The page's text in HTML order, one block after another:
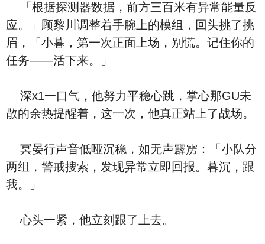
「根据探测器数据，前方三百米有异常能量反
应。」顾黎川调整着手腕上的模组，回头挑了挑
眉，「小暮，第一次正面上场，别慌。记住你的
任务——活下来。」
深x1一口气，他努力平稳心跳，掌心那GU未
散的余热提醒着，这一次，他真正站上了战场。
冥晏行声音低哑沉稳，如无声霹雳：「小队分
两组，警戒搜索，发现异常立即回报。暮沉，跟
我。」
心头一紧，他立刻跟了上去。